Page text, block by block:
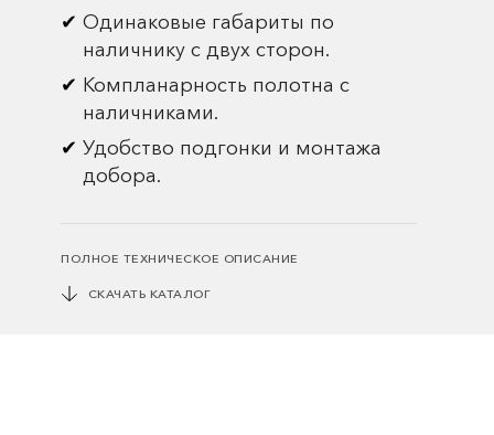
Одинаковые габариты по
наличнику с двух сторон.
Компланарность полотна с
наличниками.
Удобство подгонки и монтажа
добора.
ПОЛНОЕ ТЕХНИЧЕСКОЕ ОПИСАНИЕ
СКАЧАТЬ КАТАЛОГ